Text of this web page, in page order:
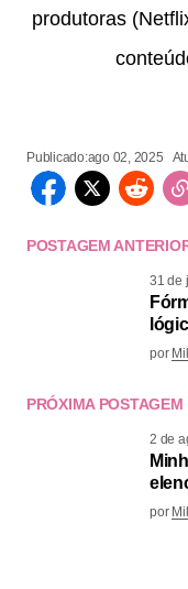
produtoras
Publicado:ago 02, 2025
POSTAGEM
31 de
por
PRÓXIMA POSTAGEM
2 de
por